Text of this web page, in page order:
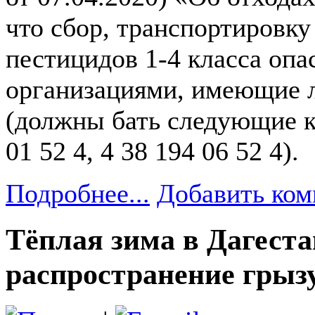
что сбор,
пестицидов 1-4 класса
организациями,
(должны бать следующие
01 52 4, 4 38 194 06 52 4).
Подробнее... Добавить
Тёплая зима в
распространение